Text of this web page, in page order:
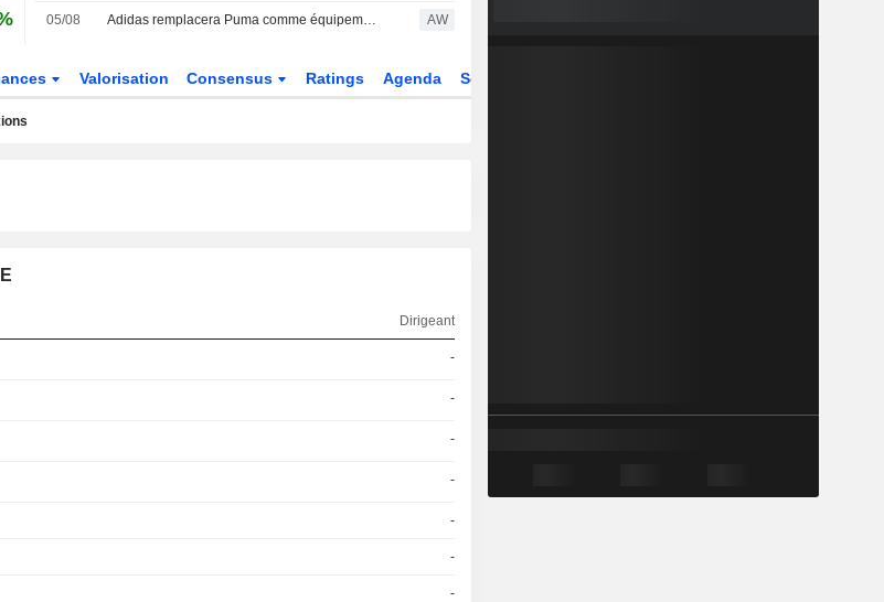
05/08 Adidas remplacera Puma comme équipementier de l'OM à partir de 2028/29 AW
Valorisation Consensus Ratings Agenda Secteur
Dirigeant
-
-
-
-
-
-
-